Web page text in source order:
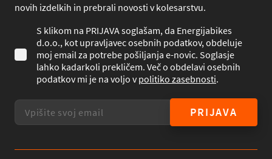
novih izdelkih in prebrali novosti v kolesarstvu.
S klikom na PRIJAVA soglašam, da Energijabikes
d.o.o., kot upravljavec osebnih podatkov, obdeluje
moj email za potrebe pošiljanja e-novic. Soglasje
lahko kadarkoli prekličem. Več o obdelavi osebnih
podatkov mi je na voljo vpolitiko zasebnosti.
PRIJAVA